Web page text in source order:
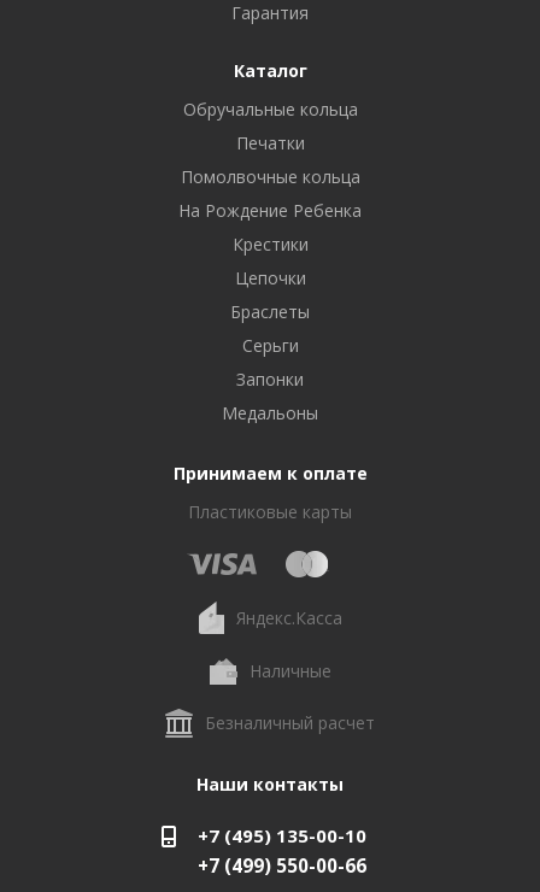
Гарантия
Каталог
Обручальные кольца
Печатки
Помолвочные кольца
На Рождение Ребенка
Крестики
Цепочки
Браслеты
Серьги
Запонки
Медальоны
Принимаем к оплате
Пластиковые карты
Яндекс.Касса
Наличные
Безналичный расчет
Наши контакты
+7 (495) 135-00-10
+7 (499) 550-00-66